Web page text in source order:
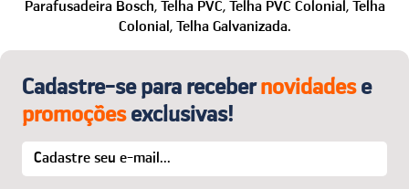
WhatsApp: (24) 99850-1622
sac@casaegaragem.com.br
Parafusadeira Bosch, Telha PVC, Telha PVC Colonial, Telha
Colonial, Telha Galvanizada.
Cadastre-se para recebernovidadese
promoçõesexclusivas!